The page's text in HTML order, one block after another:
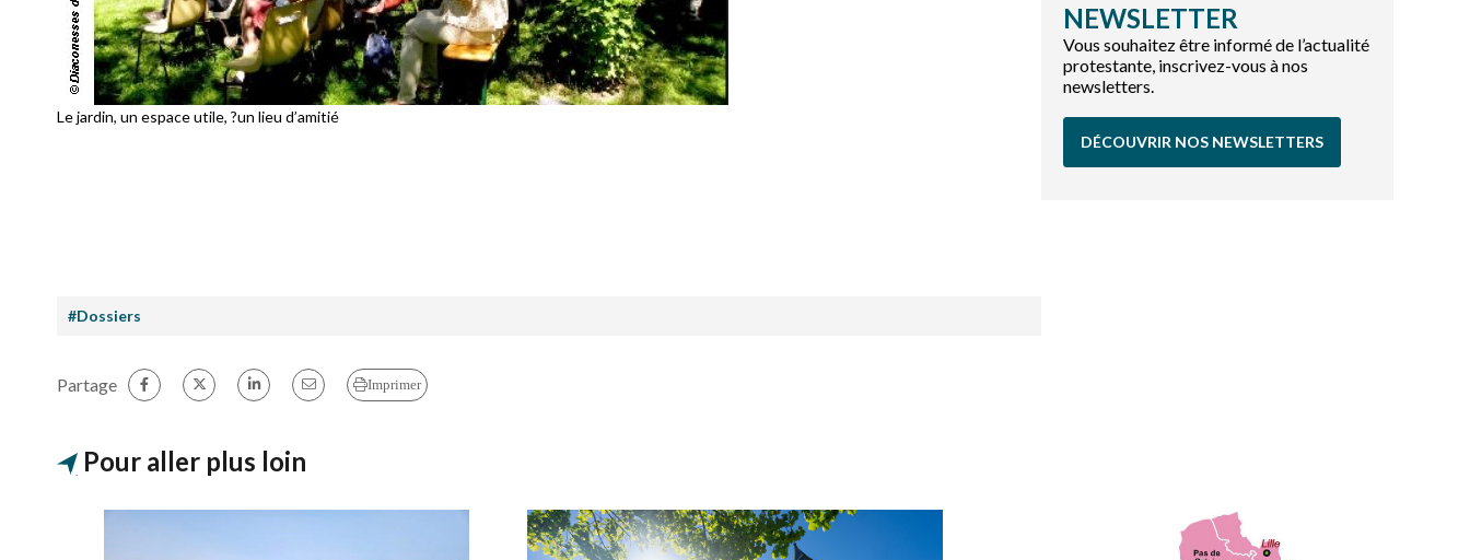
Le jardin, un espace utile, ?un lieu d’amitié
#Dossiers
NEWSLETTER
Vous souhaitez être informé de l’actualité
protestante, inscrivez-vous à nos
newsletters.
DÉCOUVRIR NOS NEWSLETTERS
Partage Imprimer
Pour aller plus loin